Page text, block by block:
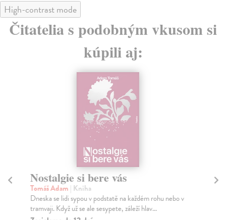
High-contrast mode
Čitatelia s podobným vkusom si
kúpili aj:
Nostalgie si bere vás
Tomáš Adam | Kniha
Dneska se lidi sypou v podstatě na každém rohu nebo v
tramvaji. Když už se ale sesypete, záleží hlav...